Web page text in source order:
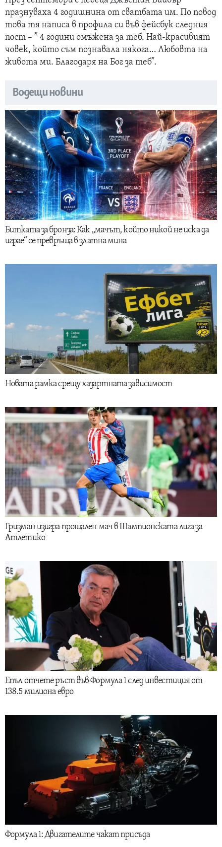
празнуваха 4 годишнина от сватбата им. По повод
това тя написа в профила си във фейсбук следния
пост – ” 4 години омъжена за теб. Най-красивият
човек, който съм познавала някога… Любовта на
живота ми. Благодаря на Бог за теб”.
Водещи новини
Битката за бронза: Как „мачът, който никой не иска да
играе“ се превръща в златна мина
Новата рамка срещу хазартната зависимост
Гризман изигра прощален мач в Шампионската лига за
Атлетико
Епъл отчете ръст във Формула 1 след инвестиция от
138.5 милиона евро
Формула 1: Двигателите чакат присъда